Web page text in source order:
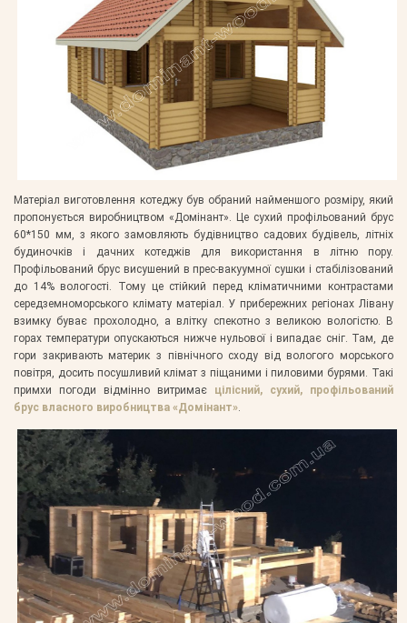
Матеріал виготовлення котеджу був обраний найменшого розміру, який
пропонується виробництвом «Домінант». Це сухий профільований брус
60*150 мм, з якого замовляють будівництво садових будівель, літніх
будиночків і дачних котеджів для використання в літню пору.
Профільований брус висушений в прес-вакуумної сушки і стабілізований
до 14% вологості. Тому це стійкий перед кліматичними контрастами
середземноморського клімату матеріал. У прибережних регіонах Лівану
взимку буває прохолодно, а влітку спекотно з великою вологістю. В
горах температури опускаються нижче нульової і випадає сніг. Там, де
гори закривають материк з північного сходу від вологого морського
повітря, досить посушливий клімат з піщаними і пиловими бурями. Такі
примхи погоди відмінно витримає цілісний, сухий, профільований
брус власного виробництва «Домінант».